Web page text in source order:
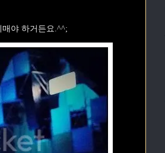
야 하거든요.^^;